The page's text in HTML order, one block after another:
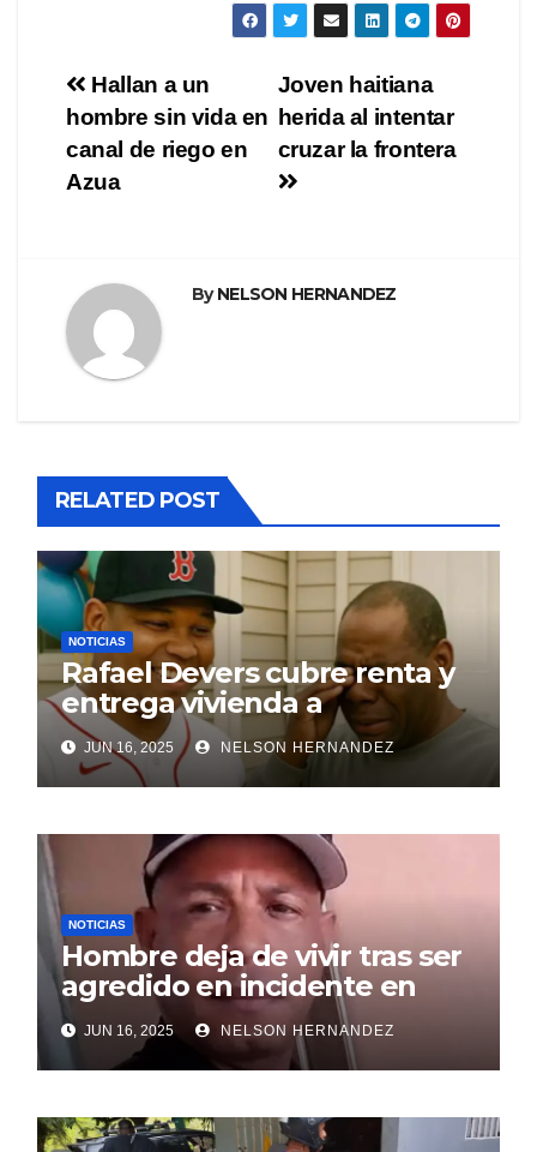
Navegación
de
entradas
Joven haitiana
herida al intentar
cruzar la frontera
Hallan a un
hombre sin vida en
canal de riego en
Azua
ByNELSON HERNANDEZ
RELATED POST
NOTICIAS
Rafael Devers cubre renta y
entrega vivienda a
exentrenador en RD
JUN 16, 2025 NELSON HERNANDEZ
NOTICIAS
Hombre deja de vivir tras ser
agredido en incidente en
SDEJUN 16, 2025 NELSON HERNANDEZ